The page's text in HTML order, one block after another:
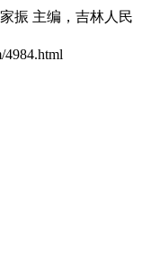
振 主编，吉林人民